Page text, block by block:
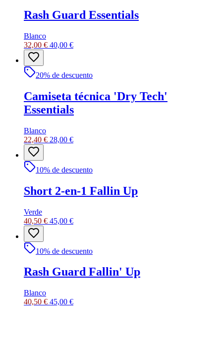
Rash Guard Essentials
Blanco
32,00 € 40,00 €
20% de descuento
Camiseta técnica 'Dry Tech'
Essentials
Blanco
22,40 € 28,00 €
10% de descuento
Short 2-en-1 Fallin Up
Verde
40,50 € 45,00 €
10% de descuento
Rash Guard Fallin' Up
Blanco
40,50 € 45,00 €